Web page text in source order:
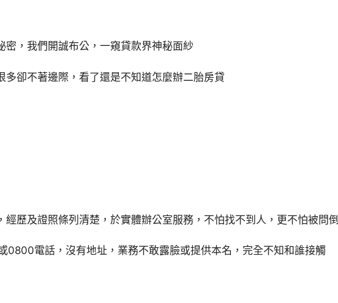
密，我們開誠布公，一窺貸款界神秘面紗
多卻不著邊際，看了還是不知道怎麼辦二胎房貸
經歷及證照條列清楚，於實體辦公室服務，不怕找不到人，更不怕被問倒
0800電話，沒有地址，業務不敢露臉或提供本名，完全不知和誰接觸